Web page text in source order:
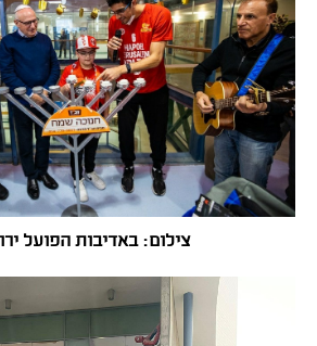
צילום: באדיבות הפועל